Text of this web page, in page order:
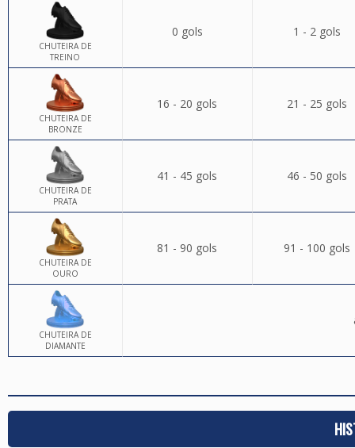
CHUTEIRA DE
TREINO
0 gols 1 - 2 gols
CHUTEIRA DE
BRONZE
16 - 20 gols 21 - 25 gols
CHUTEIRA DE
PRATA
41 - 45 gols 46 - 50 gols
CHUTEIRA DE
OURO
81 - 90 gols 91 - 100 gols
CHUTEIRA DE
DIAMANTE